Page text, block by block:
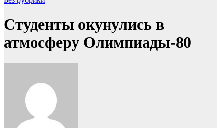
Студенты окунулись в
атмосферу Олимпиады-80